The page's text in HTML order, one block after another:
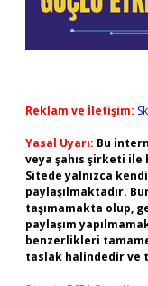
Reklam ve İletişim:
Yasal Uyarı: Bu
veya şahıs şirketi ile
Sitede yalnızca
paylaşılmaktadır.
taşımamakta olup,
paylaşım
benzerlikleri
taslak halindedir ve